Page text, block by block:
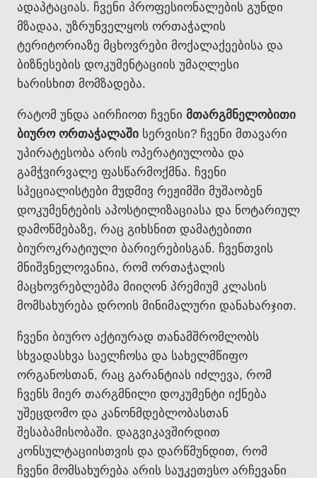
ადაპტაციას. ჩვენი პროფესიონალების გუნდი
მზადაა, უზრუნველყოს ორთაჭალის
ტერიტორიაზე მცხოვრები მოქალაქეებისა და
ბიზნესების დოკუმენტაციის უმაღლესი
ხარისხით მომზადება.
რატომ უნდა აირჩიოთ ჩვენი მთარგმნელობითი
ბიურო ორთაჭალაში სერვისი? ჩვენი მთავარი
უპირატესობა არის ოპერატიულობა და
გამჭვირვალე ფასწარმოქმნა. ჩვენი
სპეციალისტები მუდმივ რეჟიმში მუშაობენ
დოკუმენტების აპოსტილიზაციასა და ნოტარიულ
დამოწმებაზე, რაც გიხსნით დამატებითი
ბიუროკრატიული ბარიერებისგან. ჩვენთვის
მნიშვნელოვანია, რომ ორთაჭალის
მაცხოვრებლებმა მიიღონ პრემიუმ კლასის
მომსახურება დროის მინიმალური დანახარჯით.
ჩვენი ბიურო აქტიურად თანამშრომლობს
სხვადასხვა საელჩოსა და სახელმწიფო
ორგანოსთან, რაც გარანტიას იძლევა, რომ
ჩვენს მიერ თარგმნილი დოკუმენტი იქნება
უშეცდომო და კანონმდებლობასთან
შესაბამისობაში. დაგვიკავშირდით
კონსულტაციისთვის და დარწმუნდით, რომ
ჩვენი მომსახურება არის საუკეთესო არჩევანი